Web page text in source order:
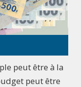
peut être à la
peut être